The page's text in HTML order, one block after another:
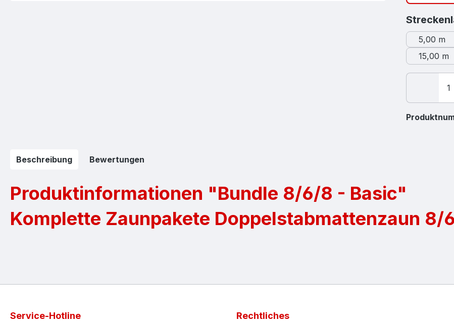
5,00 m
15,00 m
Beschreibung Bewertungen
Produktinformationen "Bundle 8/6/8 - Basic"
Komplette Zaunpakete Doppelstabmattenzaun 8/
Service-Hotline Rechtliches